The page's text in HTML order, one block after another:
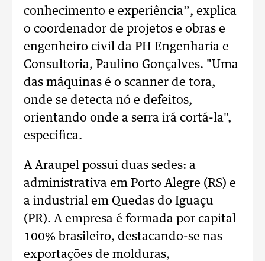
conhecimento e experiência”, explica
o coordenador de projetos e obras e
engenheiro civil da PH Engenharia e
Consultoria, Paulino Gonçalves. "Uma
das máquinas é o scanner de tora,
onde se detecta nó e defeitos,
orientando onde a serra irá cortá-la",
especifica.
A Araupel possui duas sedes: a
administrativa em Porto Alegre (RS) e
a industrial em Quedas do Iguaçu
(PR). A empresa é formada por capital
100% brasileiro, destacando-se nas
exportações de molduras,